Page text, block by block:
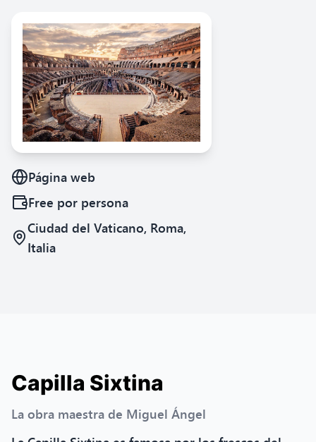
Página web
Free por persona
Ciudad del Vaticano, Roma,
Italia
Capilla Sixtina
La obra maestra de Miguel Ángel